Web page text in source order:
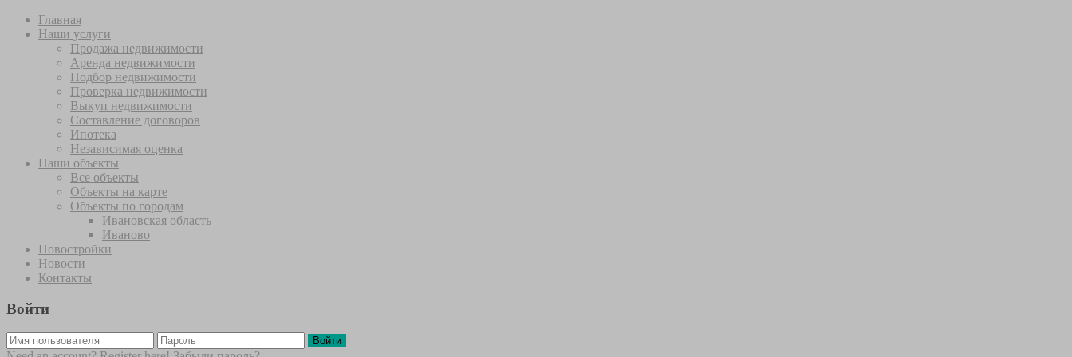
Главная
Наши услуги
Продажа недвижимости
Аренда недвижимости
Подбор недвижимости
Проверка недвижимости
Выкуп недвижимости
Составление договоров
Ипотека
Независимая оценка
Наши объекты
Все объекты
Объекты на карте
Объекты по городам
Ивановская область
Иваново
Новостройки
Новости
Контакты
Войти
Войти